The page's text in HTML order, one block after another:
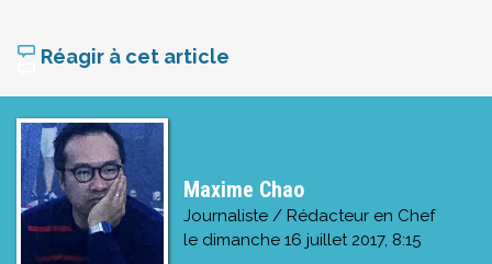
Réagir à cet article
Maxime Chao
Journaliste / Rédacteur en Chef
le dimanche 16 juillet 2017, 8:15